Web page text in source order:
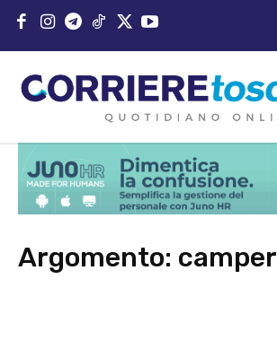
Argomento: camper